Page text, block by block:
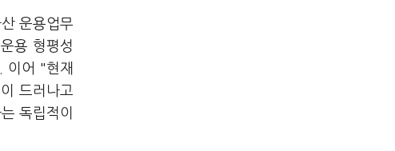
운용업무
용 형평성
이어 "현재
드러나고
독립적이